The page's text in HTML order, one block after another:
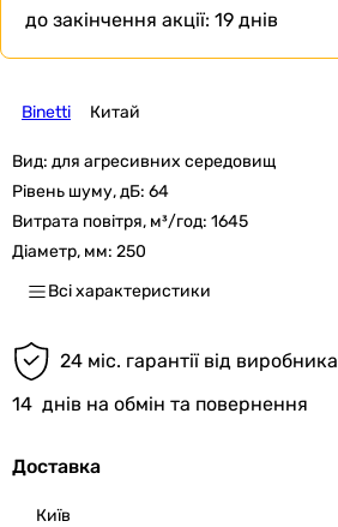
до закінчення акції: 19 днів
Binetti Китай
Вид: для агресивних середовищ
Рівень шуму, дБ: 64
Витрата повітря, м³/год: 1645
Діаметр, мм: 250
Всі характеристики
24 міс. гарантії від виробника
14 днів на обмін та повернення
Доставка
Київ